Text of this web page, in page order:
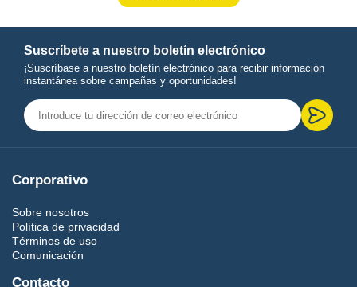
Suscríbete a nuestro boletín electrónico
¡Suscríbase a nuestro boletín electrónico para recibir información
instantánea sobre campañas y oportunidades!
Corporativo
Sobre nosotros
Política de privacidad
Términos de uso
Comunicación
Contacto